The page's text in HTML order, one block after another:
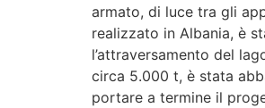
armato, di luce tra gli
realizzato in Albania, è
l’attraversamento del
circa 5.000 t, è stata
portare a termine il